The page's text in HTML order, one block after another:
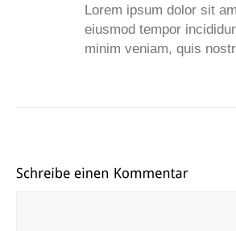
Lorem ipsum dolor sit
eiusmod tempor
minim veniam, quis